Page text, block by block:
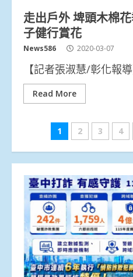
走出戶外 埤頭木棉
子健行賞花
News586 2020-03-07
【記者張淑慧/彰化報
Read More
文
章
分
頁
1 2 3 4